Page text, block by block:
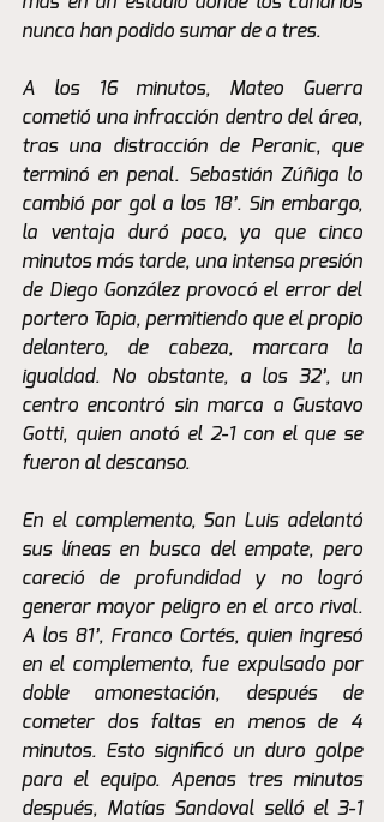
nunca han podido sumar de a tres.
A los 16 minutos, Mateo Guerra
cometió una infracción dentro del área,
tras una distracción de Peranic, que
terminó en penal. Sebastián Zúñiga lo
cambió por gol a los 18’. Sin embargo,
la ventaja duró poco, ya que cinco
minutos más tarde, una intensa presión
de Diego González provocó el error del
portero Tapia, permitiendo que el propio
delantero, de cabeza, marcara la
igualdad. No obstante, a los 32’, un
centro encontró sin marca a Gustavo
Gotti, quien anotó el 2-1 con el que se
fueron al descanso.
En el complemento, San Luis adelantó
sus líneas en busca del empate, pero
careció de profundidad y no logró
generar mayor peligro en el arco rival.
A los 81’, Franco Cortés, quien ingresó
en el complemento, fue expulsado por
doble amonestación, después de
cometer dos faltas en menos de 4
minutos. Esto significó un duro golpe
para el equipo. Apenas tres minutos
después, Matías Sandoval selló el 3-1